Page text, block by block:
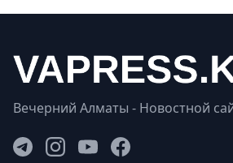
Вечерний Алматы - Новостной